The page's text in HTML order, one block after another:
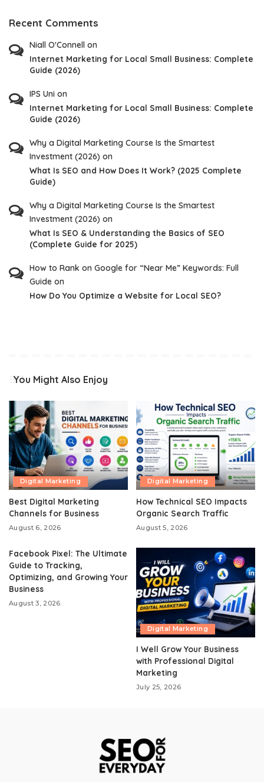
Recent Comments
Niall O'Connell on
Internet Marketing for Local Small Business: Complete
Guide (2026)
IPS Uni on
Internet Marketing for Local Small Business: Complete
Guide (2026)
Why a Digital Marketing Course Is the Smartest
Investment (2026) on
What Is SEO and How Does It Work? (2025 Complete
Guide)
Why a Digital Marketing Course Is the Smartest
Investment (2026) on
What Is SEO & Understanding the Basics of SEO
(Complete Guide for 2025)
How to Rank on Google for “Near Me” Keywords: Full
Guide on
How Do You Optimize a Website for Local SEO?
You Might Also Enjoy
Digital Marketing
Best Digital Marketing
Channels for Business
August 6, 2026
Digital Marketing
How Technical SEO Impacts
Organic Search Traffic
August 5, 2026
Facebook Pixel: The Ultimate
Guide to Tracking,
Optimizing, and Growing Your
Business
August 3, 2026
Digital Marketing
I Well Grow Your Business
with Professional Digital
Marketing
July 25, 2026